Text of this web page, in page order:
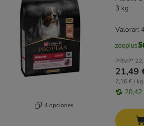
4 opciones
3 kg
PRVP*
21,49
7,16 € / kg
20,42
Valorar: